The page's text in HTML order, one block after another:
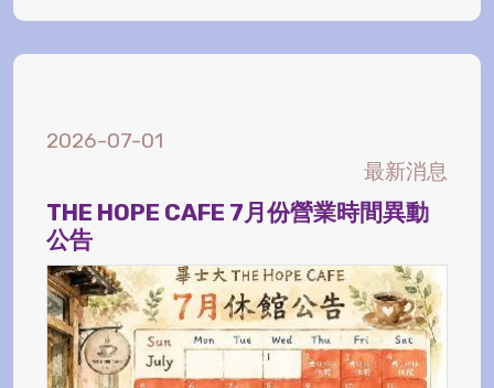
2026-07-01
最新消息
THE HOPE CAFE 7月份營業時間異動
公告